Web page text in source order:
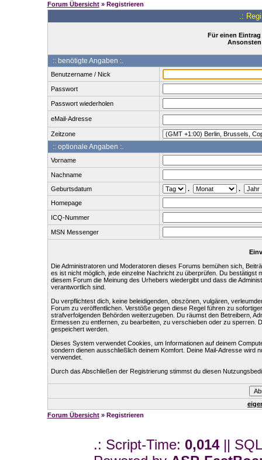
Forum Übersicht» Registrieren
.:
Für einen
:: benötigte Angaben :.
Benutzername / Nick
Passwort
Passwort wiederholen
eMail-Adresse
Zeitzone
:: optionale Angaben :.
Vorname
Nachname
Geburtsdatum
.
.
Homepage
ICQ-Nummer
MSN Messenger
Die Administratoren und Moderatoren dieses Forums bemühen sich,
es ist nicht möglich, jede einzelne Nachricht zu überprüfen. Du
diesem Forum die Meinung des Urhebers wiedergibt und dass die
verantwortlich sind.
Du verpflichtest dich, keine beleidigenden, obszönen, vulgären,
Forum zu veröffentlichen. Verstöße gegen diese Regel führen zu
strafverfolgenden Behörden weiterzugeben. Du räumst den Betreibern,
Ermessen zu entfernen, zu bearbeiten, zu verschieben oder zu sperren.
gespeichert werden.
Dieses System verwendet Cookies, um Informationen auf deinem
sondern dienen ausschließlich deinem Komfort. Deine Mail-Adresse wird
verwendet.
Durch das Abschließen der Registrierung stimmst du diesen
Forum Übersicht» Registrieren
.: Script-Time: 0,014||